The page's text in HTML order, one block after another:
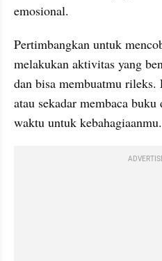
emosional.
Pertimbangkan untuk
melakukan aktivitas yang
dan bisa membuatmu
atau sekadar membaca
waktu untuk kebahagiaanmu.